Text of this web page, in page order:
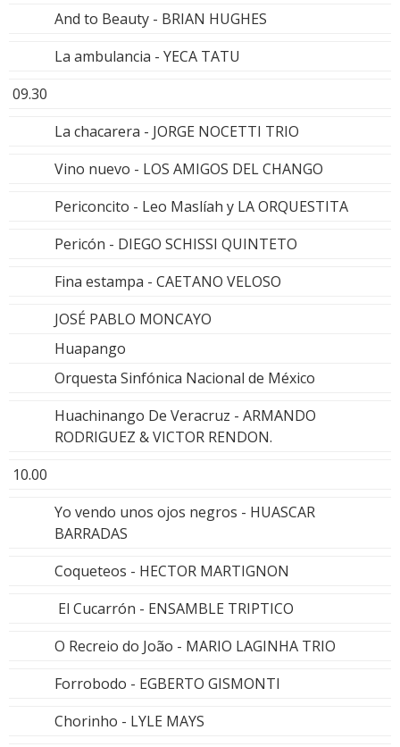
And to Beauty - BRIAN HUGHES
La ambulancia - YECA TATU
09.30
La chacarera - JORGE NOCETTI TRIO
Vino nuevo - LOS AMIGOS DEL CHANGO
Periconcito - Leo Maslíah y LA ORQUESTITA
Pericón - DIEGO SCHISSI QUINTETO
Fina estampa - CAETANO VELOSO
JOSÉ PABLO MONCAYO
Huapango
Orquesta Sinfónica Nacional de México
Huachinango De Veracruz - ARMANDO
RODRIGUEZ & VICTOR RENDON.
10.00
Yo vendo unos ojos negros - HUASCAR
BARRADAS
Coqueteos - HECTOR MARTIGNON
El Cucarrón - ENSAMBLE TRIPTICO
O Recreio do João - MARIO LAGINHA TRIO
Forrobodo - EGBERTO GISMONTI
Chorinho - LYLE MAYS